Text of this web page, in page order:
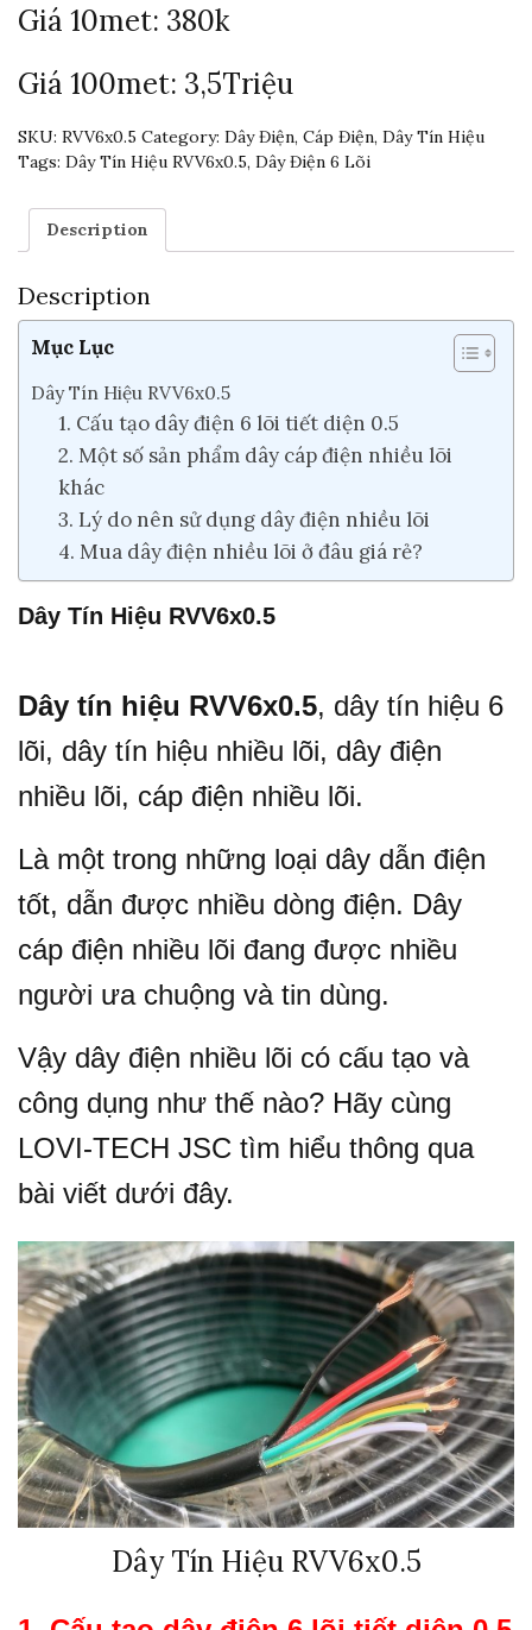
Giá 10met: 380k
Giá 100met: 3,5Triệu
SKU: RVV6x0.5 Category: Dây Điện, Cáp Điện, Dây Tín Hiệu
Tags: Dây Tín Hiệu RVV6x0.5, Dây Điện 6 Lõi
Description
Description
Mục Lục
Dây Tín Hiệu RVV6x0.5
1. Cấu tạo dây điện 6 lõi tiết diện 0.5
2. Một số sản phẩm dây cáp điện nhiều lõi
khác
3. Lý do nên sử dụng dây điện nhiều lõi
4. Mua dây điện nhiều lõi ở đâu giá rẻ?
Dây Tín Hiệu RVV6x0.5
Dây tín hiệu RVV6x0.5, dây tín hiệu 6
lõi, dây tín hiệu nhiều lõi, dây điện
nhiều lõi, cáp điện nhiều lõi.
Là một trong những loại dây dẫn điện
tốt, dẫn được nhiều dòng điện. Dây
cáp điện nhiều lõi đang được nhiều
người ưa chuộng và tin dùng.
Vậy dây điện nhiều lõi có cấu tạo và
công dụng như thế nào? Hãy cùng
LOVI-TECH JSC tìm hiểu thông qua
bài viết dưới đây.
Dây Tín Hiệu RVV6x0.5